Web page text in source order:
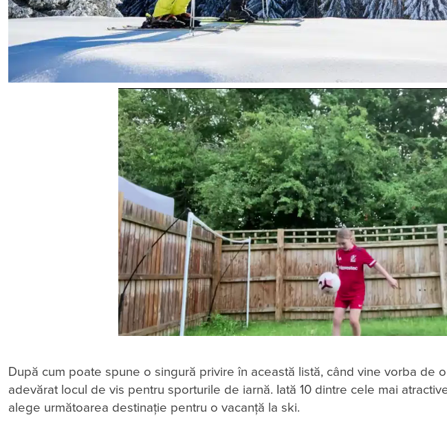
După cum poate spune o singură privire în această listă, când vine vorba de
adevărat locul de vis pentru sporturile de iarnă. Iată 10 dintre cele mai
alege următoarea destinaţie pentru o vacanță la ski.